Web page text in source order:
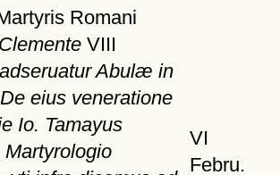
Romani
VIII
Abulæ in
eius veneratione
Io. Tamayus
VI
Febru.